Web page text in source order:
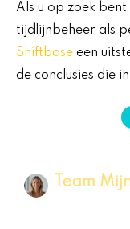
Als u op zoek
tijdlijnbeheer als
Shiftbase een
de conclusies die
Team